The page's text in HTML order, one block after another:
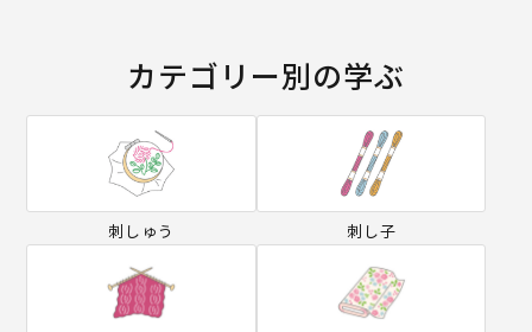
カテゴリー別の学ぶ
刺しゅう 刺し子